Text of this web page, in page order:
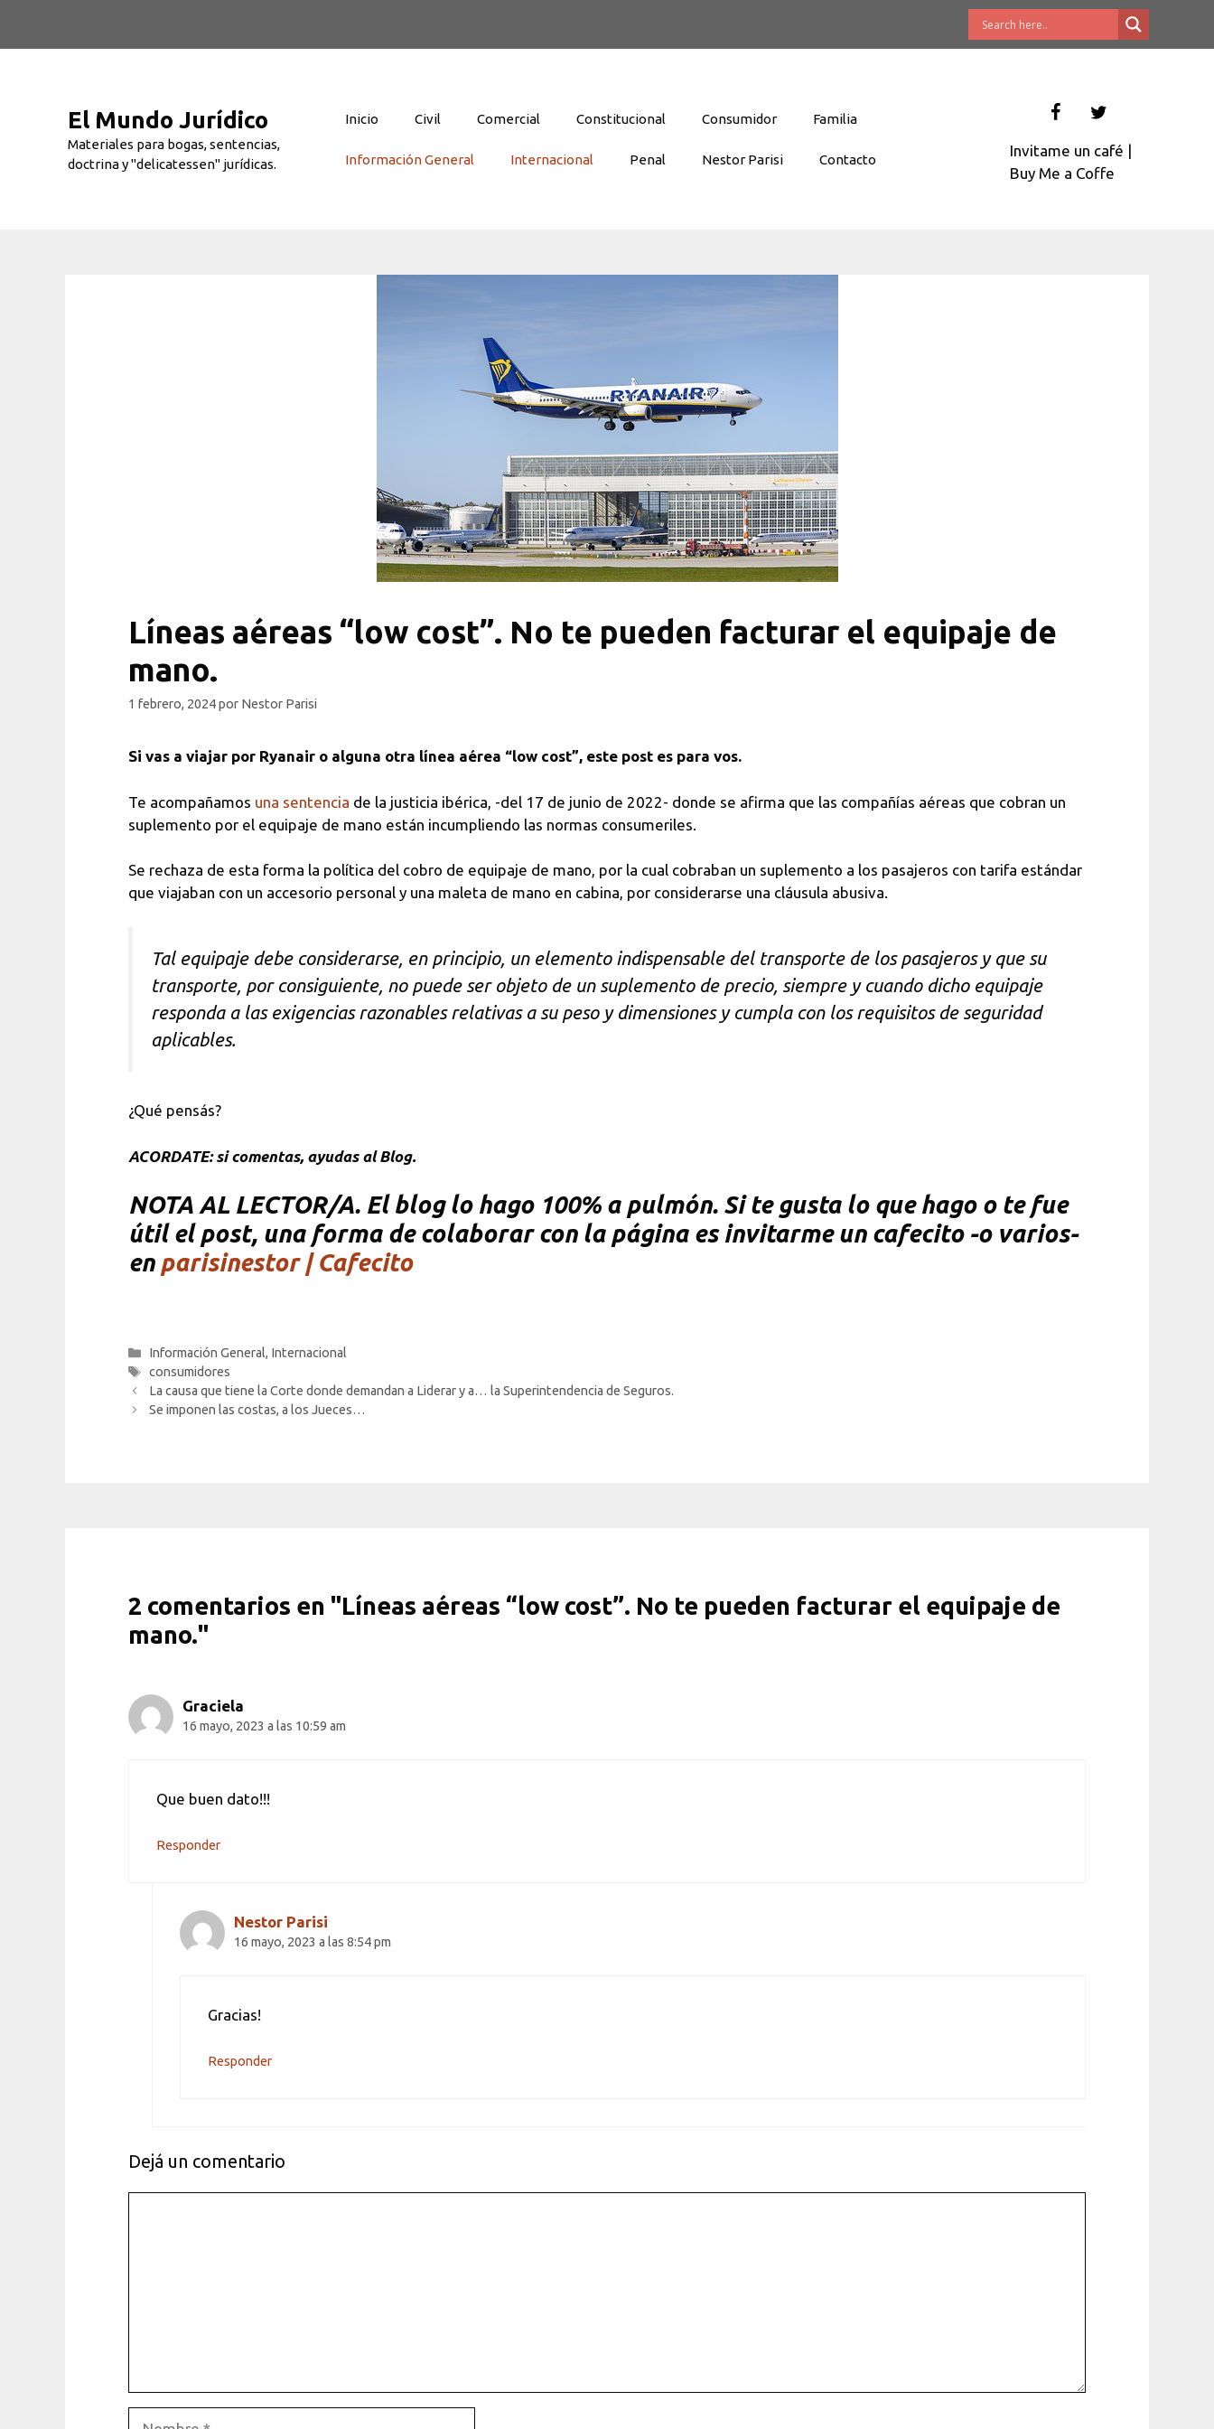
El Mundo Jurídico
Materiales para bogas, sentencias,
doctrina y "delicatessen" jurídicas.
Inicio Civil Comercial Constitucional Consumidor Familia
Información General Internacional Penal Nestor Parisi Contacto
Invitame un café |
Buy Me a Coffe
Líneas aéreas “low cost”. No te pueden facturar el equipaje de
mano.
1 febrero, 2024por Nestor Parisi
Si vas a viajar por Ryanair o alguna otra línea aérea “low cost”, este post es para vos.
Te acompañamos una sentencia de la justicia ibérica, -del 17 de junio de 2022- donde se afirma que las compañías aéreas que cobran un
suplemento por el equipaje de mano están incumpliendo las normas consumeriles.
Se rechaza de esta forma la política del cobro de equipaje de mano, por la cual cobraban un suplemento a los pasajeros con tarifa estándar
que viajaban con un accesorio personal y una maleta de mano en cabina, por considerarse una cláusula abusiva.
Tal equipaje debe considerarse, en principio, un elemento indispensable del transporte de los pasajeros y que su
transporte, por consiguiente, no puede ser objeto de un suplemento de precio, siempre y cuando dicho equipaje
responda a las exigencias razonables relativas a su peso y dimensiones y cumpla con los requisitos de seguridad
aplicables.
¿Qué pensás?
ACORDATE: si comentas, ayudas al Blog.
NOTA AL LECTOR/A. El blog lo hago 100% a pulmón. Si te gusta lo que hago o te fue
útil el post, una forma de colaborar con la página es invitarme un cafecito -o varios-
en parisinestor | Cafecito
Categorías
Información General, Internacional
Etiquetas
consumidores
La causa que tiene la Corte donde demandan a Liderar y a… la Superintendencia de Seguros.
Se imponen las costas, a los Jueces…
2 comentarios en "Líneas aéreas “low cost”. No te pueden facturar el equipaje de
mano."
Graciela
16 mayo, 2023 a las 10:59 am
Que buen dato!!!
Responder
Nestor Parisi
16 mayo, 2023 a las 8:54 pm
Gracias!
Responder
Dejá un comentario